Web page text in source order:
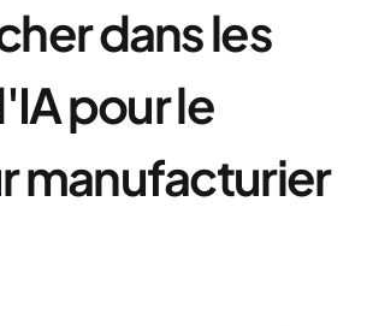
dans les
pour le
manufacturier